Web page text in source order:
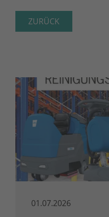
ZURÜCK
01.07.2026